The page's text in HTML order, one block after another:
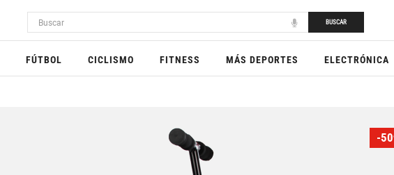
BUSCAR
FÚTBOL CICLISMO FITNESS MÁS DEPORTES ELECTRÓNICA
-50